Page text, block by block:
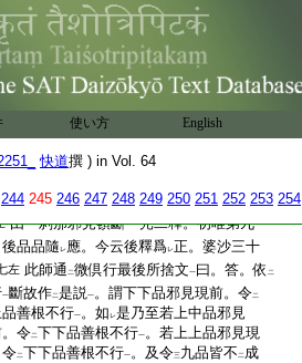
使い方 English
快道撰 ) in Vol. 64
244 245 246 247 248 249 250 251 252 253 254
行因。後相應倶有因。未レ釋二隨言
二 與レ 境不 二 隨増 一 。因爲 増也。寶疏隨爲
一 。隨應義。因位加行爲 レ因。謂加行位隨増
至 二根本一有二強力 今云。婆沙三十五 十二右
。無漏邪見亦能斷
一。而因力長養亦増盛故。説
他界縁 亦復如 是
沙 。隨 二於因力長養 一。無漏縁等邪見亦増
レ因爲レ是。於二亦増下 一云二 邪見 一非也
由一刹那邪見頓斷 光二釋。初唯第九
品品隨 レ應。今云後釋爲レ正。婆沙三十
左 此師通 二微倶行最後所捨文一曰。答。依 二
一斷故作二是説一。謂下下品邪見現前。令二
善根不行一。如 レ是乃至若上中品邪見
令二下下品善根不行一。若上上品邪見現
二下下品善根不行一。及令三九品皆不 二 成